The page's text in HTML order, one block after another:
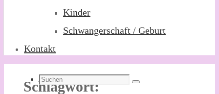
Kinder
Schwangerschaft / Geburt
Kontakt
Schlagwort:
Suchen
nach:
Suchen